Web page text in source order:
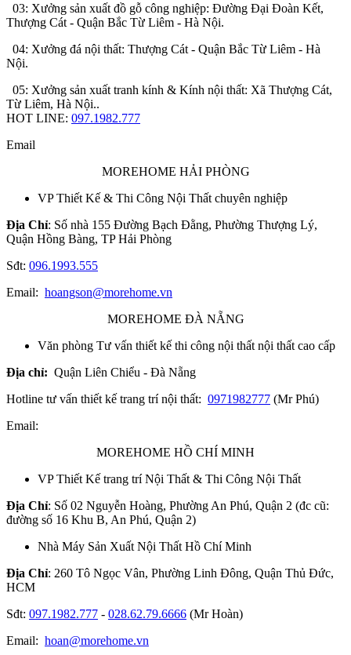
03: Xưởng sản xuất đồ gỗ công nghiệp: Đường Đại Đoàn Kết,
Thượng Cát - Quận Bắc Từ Liêm - Hà Nội.
04: Xưởng đá nội thất: Thượng Cát - Quận Bắc Từ Liêm - Hà
Nội.
05: Xưởng sản xuất tranh kính & Kính nội thất: Xã Thượng Cát,
Từ Liêm, Hà Nội..
HOT LINE: 097.1982.777
Email
MOREHOME HẢI PHÒNG
VP Thiết Kế & Thi Công Nội Thất chuyên nghiệp
Địa Chỉ: Số nhà 155 Đường Bạch Đằng, Phường Thượng Lý,
Quận Hồng Bàng, TP Hải Phòng
Sđt: 096.1993.555
Email: hoangson@morehome.vn
MOREHOME ĐÀ NẴNG
Văn phòng Tư vấn thiết kế thi công nội thất nội thất cao cấp
Địa chỉ: Quận Liên Chiểu - Đà Nẵng
Hotline tư vấn thiết kế trang trí nội thất: 0971982777 (Mr Phú)
Email:
MOREHOME HỒ CHÍ MINH
VP Thiết Kế trang trí Nội Thất & Thi Công Nội Thất
Địa Chỉ: Số 02 Nguyễn Hoàng, Phường An Phú, Quận 2 (đc cũ:
đường số 16 Khu B, An Phú, Quận 2)
Nhà Máy Sản Xuất Nội Thất Hồ Chí Minh
Địa Chỉ: 260 Tô Ngọc Vân, Phường Linh Đông, Quận Thủ Đức,
HCM
Sđt: 097.1982.777 - 028.62.79.6666 (Mr Hoàn)
Email: hoan@morehome.vn